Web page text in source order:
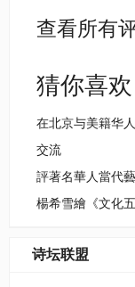
查看所有
猜你喜欢
在北京与美籍华
交流
楊希雪繪《文化
诗坛联盟